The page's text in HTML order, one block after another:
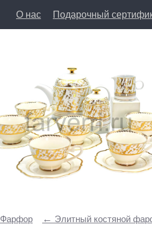
О нас Подарочный
197198, Санкт-Петербург,
Фарфор Элитный костяной